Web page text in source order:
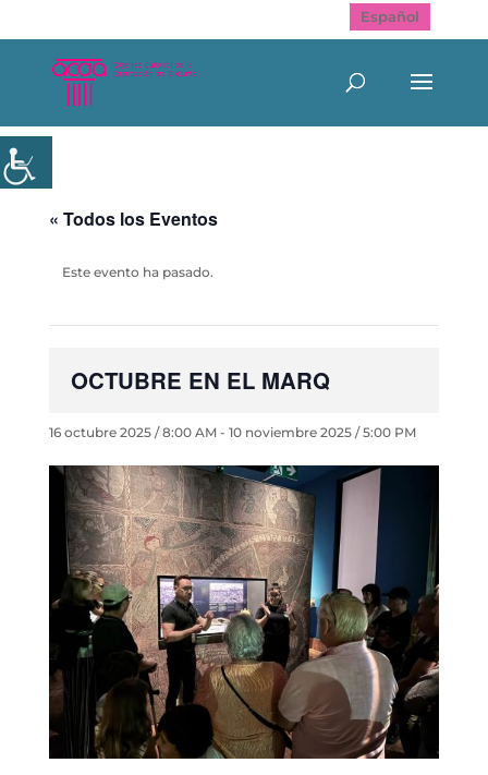
Español
« Todos los Eventos
Este evento ha pasado.
OCTUBRE EN EL MARQ
16 octubre 2025 / 8:00 AM- 10 noviembre 2025 / 5:00 PM